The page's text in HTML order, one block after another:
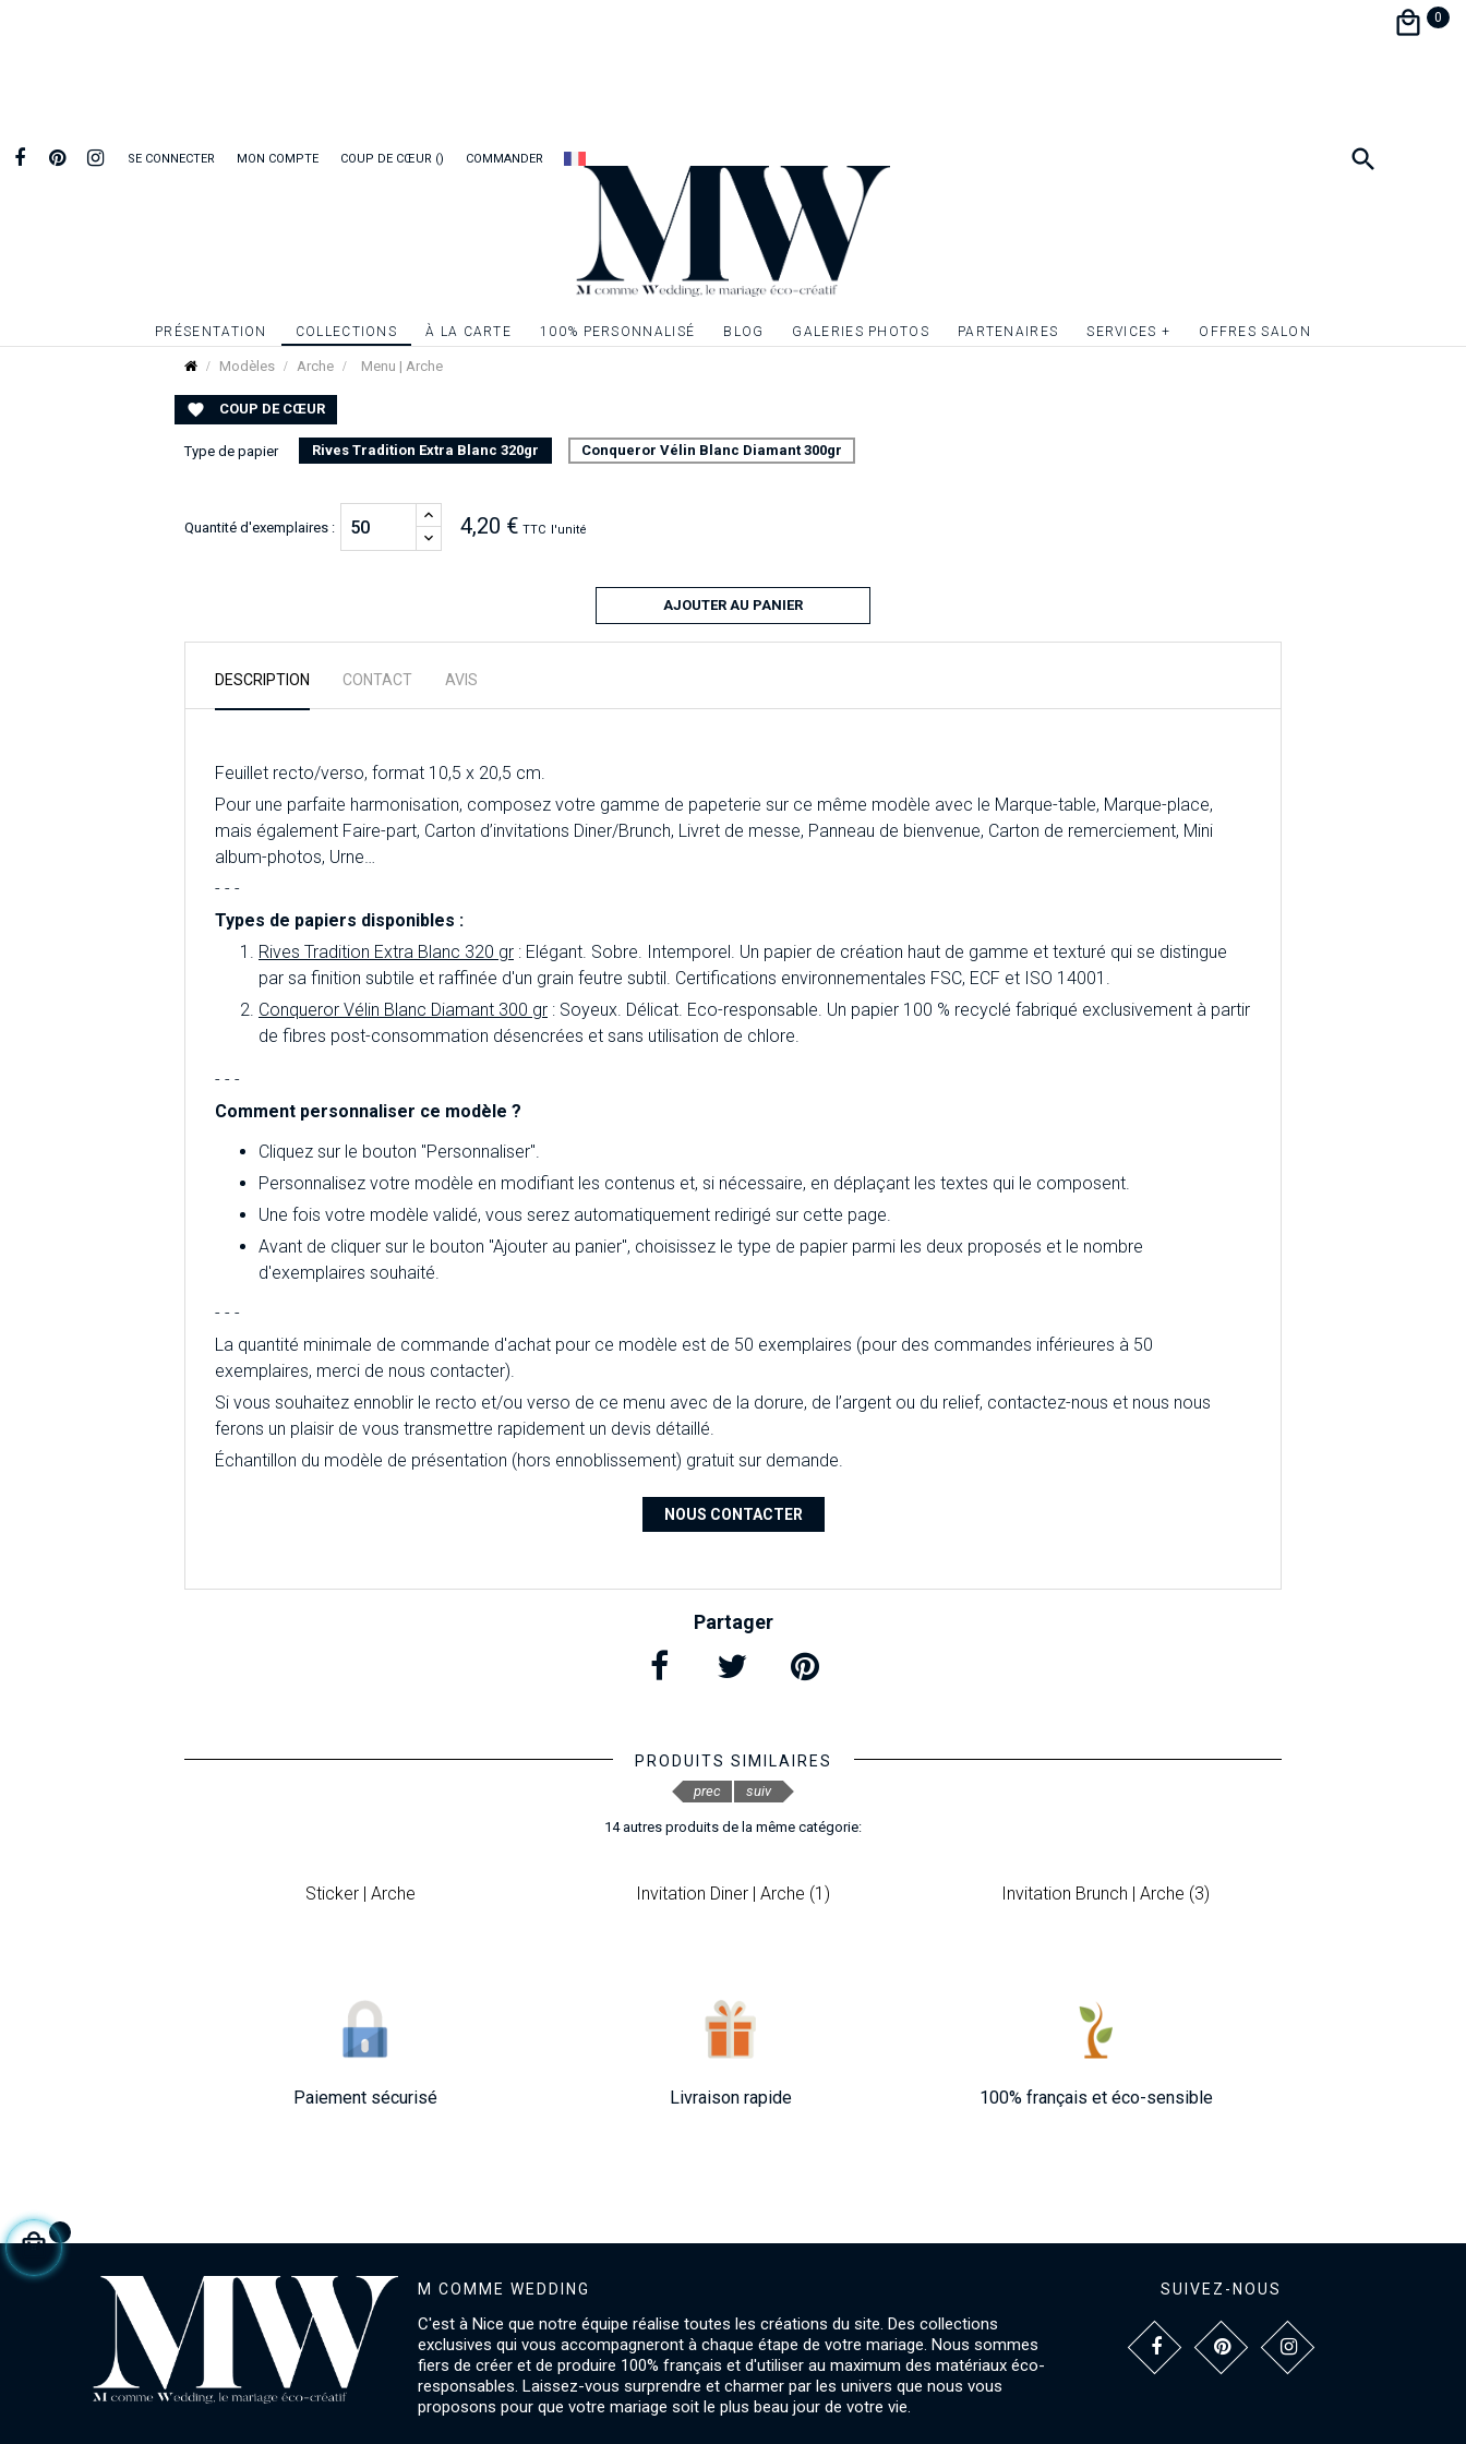
SE CONNECTER MON COMPTE COUP DE CŒUR COMMANDER
0
PRÉSENTATION COLLECTIONS À LA CARTE 100% PERSONNALISÉ BLOG GALERIES PHOTOS PARTENAIRES SERVICES + OFFRES SALON
Modèles Arche Menu | Arche
 COUP DE CŒUR
Possibilité d’ennoblir le recto et/ou verso du menu de mariage
par de la dorure, de l’argent ou tout simplement donner du relief
aux textes ou à un ou plusieurs éléments graphiques. Devis sur
demande.
Type de papier Rives Tradition Extra Blanc 320gr Conqueror Vélin Blanc Diamant 300gr
Quantité d'exemplaires : 4,20 € TTC l'unité
AJOUTER AU PANIER
DESCRIPTION CONTACT AVIS
Feuillet recto/verso, format 10,5 x 20,5 cm.
Pour une parfaite harmonisation, composez votre gamme de papeterie sur ce même modèle avec le Marque-table, Marque-place,
mais également Faire-part, Carton d’invitations Diner/Brunch, Livret de messe, Panneau de bienvenue, Carton de remerciement, Mini
album-photos, Urne…
- - -
Types de papiers disponibles :
Rives Tradition Extra Blanc 320 gr : Elégant. Sobre. Intemporel. Un papier de création haut de gamme et texturé qui se distingue
par sa finition subtile et raffinée d'un grain feutre subtil. Certifications environnementales FSC, ECF et ISO 14001.
Conqueror Vélin Blanc Diamant 300 gr : Soyeux. Délicat. Eco-responsable. Un papier 100 % recyclé fabriqué exclusivement à partir
de fibres post-consommation désencrées et sans utilisation de chlore.
- - -
Comment personnaliser ce modèle ?
Cliquez sur le bouton "Personnaliser".
Personnalisez votre modèle en modifiant les contenus et, si nécessaire, en déplaçant les textes qui le composent.
Une fois votre modèle validé, vous serez automatiquement redirigé sur cette page.
Avant de cliquer sur le bouton "Ajouter au panier", choisissez le type de papier parmi les deux proposés et le nombre
d'exemplaires souhaité.
- - -
La quantité minimale de commande d'achat pour ce modèle est de 50 exemplaires (pour des commandes inférieures à 50
exemplaires, merci de nous contacter).
Si vous souhaitez ennoblir le recto et/ou verso de ce menu avec de la dorure, de l’argent ou du relief, contactez-nous et nous nous
ferons un plaisir de vous transmettre rapidement un devis détaillé.
Échantillon du modèle de présentation (hors ennoblissement) gratuit sur demande.
NOUS CONTACTER
Partager
PRODUITS SIMILAIRES
14 autres produits de la même catégorie:
Sticker | Arche Invitation Diner | Arche (1) Invitation Brunch | Arche (3)
prec suiv
Paiement sécurisé Livraison rapide 100% français et éco-sensible
M COMME WEDDING
C'est à Nice que notre équipe réalise toutes les créations du site. Des collections
exclusives qui vous accompagneront à chaque étape de votre mariage. Nous sommes
fiers de créer et de produire 100% français et d'utiliser au maximum des matériaux éco-
responsables. Laissez-vous surprendre et charmer par les univers que nous vous
proposons pour que votre mariage soit le plus beau jour de votre vie.
SUIVEZ-NOUS